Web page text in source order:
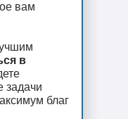
вам
в
задачи
благ